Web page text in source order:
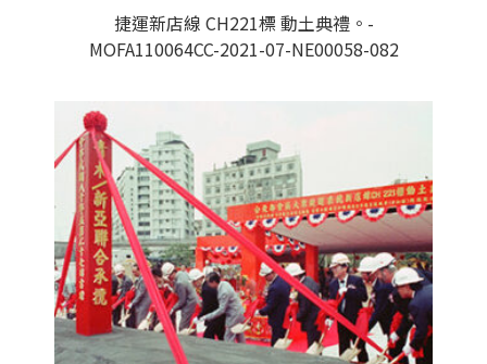
捷運新店線 CH221標 動土典禮。-
MOFA110064CC-2021-07-NE00058-082